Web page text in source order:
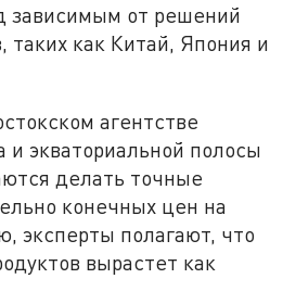
зависимым от решений
таких как Китай, Япония и
агентстве
и экваториальной полосы
делать точные
конечных цен на
эксперты полагают, что
вырастет как